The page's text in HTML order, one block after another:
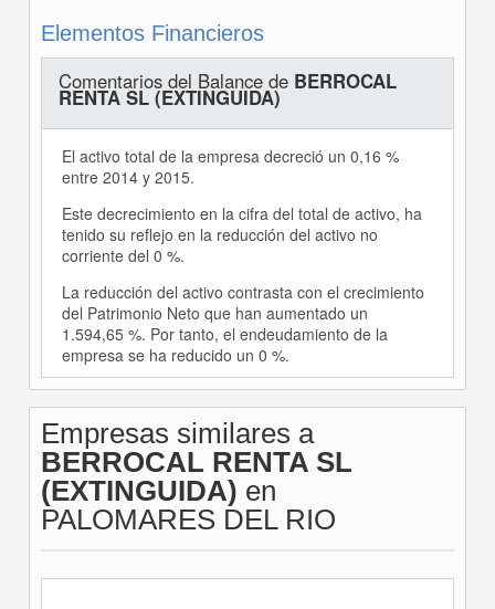
Elementos Financieros
Comentarios del Balance de BERROCAL
RENTA SL (EXTINGUIDA)
El activo total de la empresa decreció un 0,16 %
entre 2014 y 2015.
Este decrecimiento en la cifra del total de activo, ha
tenido su reflejo en la reducción del activo no
corriente del 0 %.
La reducción del activo contrasta con el crecimiento
del Patrimonio Neto que han aumentado un
1.594,65 %. Por tanto, el endeudamiento de la
empresa se ha reducido un 0 %.
Empresas similares a
BERROCAL RENTA SL
(EXTINGUIDA) en
PALOMARES DEL RIO